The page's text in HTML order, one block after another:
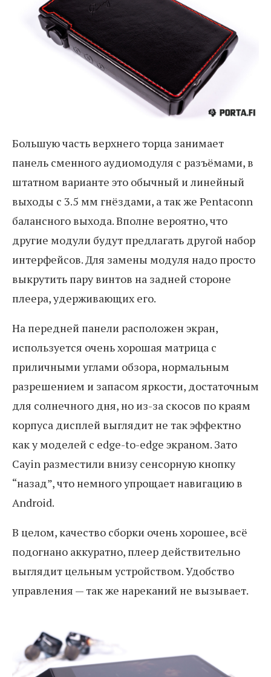
Большую часть верхнего торца занимает
панель сменного аудиомодуля с разъёмами, в
штатном варианте это обычный и линейный
выходы с 3.5 мм гнёздами, а так же Pentaconn
балансного выхода. Вполне вероятно, что
другие модули будут предлагать другой набор
интерфейсов. Для замены модуля надо просто
выкрутить пару винтов на задней стороне
плеера, удерживающих его.
На передней панели расположен экран,
используется очень хорошая матрица с
приличными углами обзора, нормальным
разрешением и запасом яркости, достаточным
для солнечного дня, но из-за скосов по краям
корпуса дисплей выглядит не так эффектно
как у моделей с edge-to-edge экраном. Зато
Cayin разместили внизу сенсорную кнопку
“назад”, что немного упрощает навигацию в
Android.
В целом, качество сборки очень хорошее, всё
подогнано аккуратно, плеер действительно
выглядит цельным устройством. Удобство
управления — так же нареканий не вызывает.